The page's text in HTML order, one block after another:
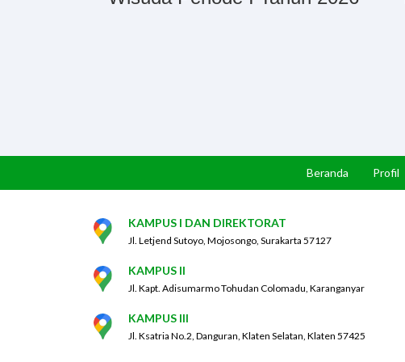
Beranda Profil
KAMPUS I DAN DIREKTORAT
Jl. Letjend Sutoyo, Mojosongo, Surakarta 57127
KAMPUS II
Jl. Kapt. Adisumarmo Tohudan Colomadu, Karanganyar
KAMPUS III
Jl. Ksatria No.2, Danguran, Klaten Selatan, Klaten 57425